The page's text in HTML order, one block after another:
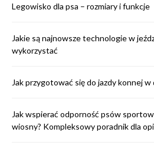
Legowisko dla psa – rozmiary i funkcje
Jakie są najnowsze technologie w
wykorzystać
Jak przygotować się do jazdy konnej
Jak wspierać odporność psów
wiosny? Kompleksowy poradnik dla